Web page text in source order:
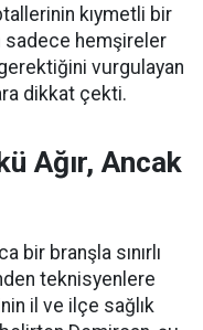
kıymetli bir
sadece hemşireler
vurgulayan
dikkat çekti.
Ağır, Ancak
bir branşla sınırlı
teknisyenlere
il ve ilçe sağlık